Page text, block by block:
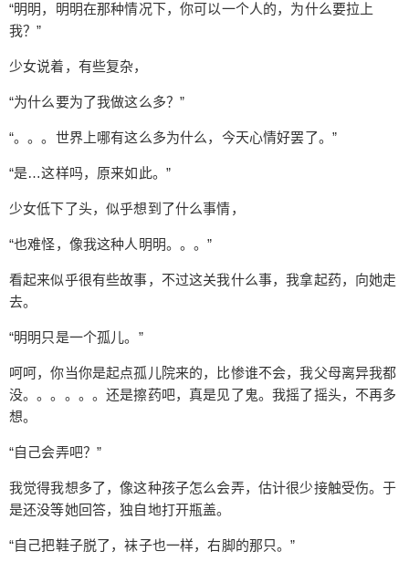
“明明，明明在那种情况下，你可以一个人的，为什么要拉上
我？”
少女说着，有些复杂，
“为什么要为了我做这么多？”
“。。。世界上哪有这么多为什么，今天心情好罢了。”
“是…这样吗，原来如此。”
少女低下了头，似乎想到了什么事情，
“也难怪，像我这种人明明。。。”
看起来似乎很有些故事，不过这关我什么事，我拿起药，向她走
去。
“明明只是一个孤儿。”
呵呵，你当你是起点孤儿院来的，比惨谁不会，我父母离异我都
没。。。。。。还是擦药吧，真是见了鬼。我摇了摇头，不再多
想。
“自己会弄吧？”
我觉得我想多了，像这种孩子怎么会弄，估计很少接触受伤。于
是还没等她回答，独自地打开瓶盖。
“自己把鞋子脱了，袜子也一样，右脚的那只。”
的了。” “。。。我想去看看。” 也行吧，一看就得死
了。这种脚崴，没几天是好不了的。 “我帮你看看，
情况好的话，送你回去。” 希望事情没我想象的那么
地方还好好的。 “不然可真的，见了鬼的了。” 物竞
天择，适者生存。这句话有时候也是挺见鬼的，虽
我的情况也没好到哪里去。不过，杀人这种事情，
要适应还是有一些麻烦。哪怕，对面只是有人的躯
壳。 少女还在我家呆着，我呢，则是应了我的承
诺，帮她去城西的孤儿院看一看。顺便去一趟超市
几个丧尸。比如，在小超市里面的老板，这么小的
地方完全跑不了，只能把他先解决了。 用的是家里
面的一根钢管，别人送的，比较顺手。当时只往他
人难受，红的还好说，黄色的混着白色的，就不怎
么好说，让我想起了被踩死的昆虫，昆虫只是多了
一些绿色的汁液，红色的没有。 之后，也就习惯
了。在处理好物资之后，我便朝着孤儿院的方向走
到了。一个比较寒酸的孤儿院，院子里面的情况和
我想得差不多，全变成了丧尸。那些小孩，还有孤
儿院的院长，一个老婆子。 这个老婆子是在房间里
限。
忘记密码？找回